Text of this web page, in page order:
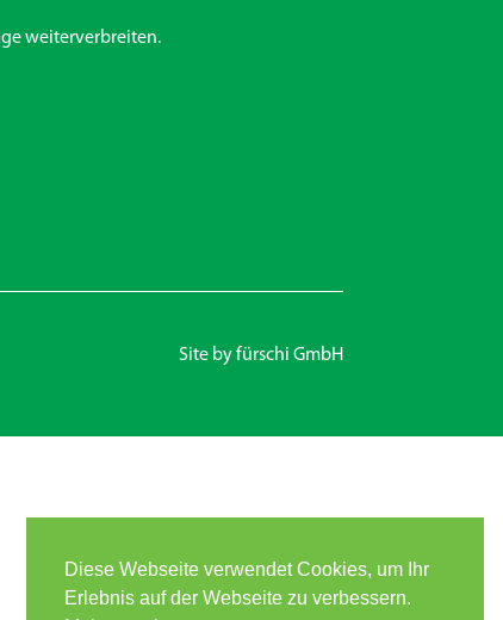
weiterverbreiten.
Site byfürschi GmbH
Diese Webseite verwendet Cookies, um Ihr
Erlebnis auf der Webseite zu verbessern.